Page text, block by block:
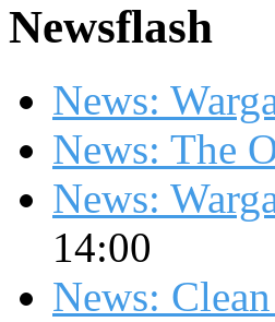
Newsflash
News:
News: The
News:
14:00
News: